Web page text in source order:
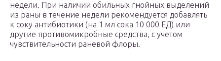
недели. При наличии обильных гнойных выделений
из раны в течение недели рекомендуется добавлять
к соку антибиотики (на 1 мл сока 10 000 ЕД) или
другие противомикробные средства, с учетом
чувствительности раневой флоры.